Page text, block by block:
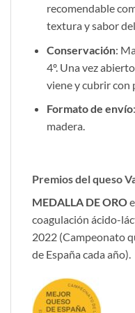
recomendable
textura y sabor
Conservación:
4º. Una vez
viene y cubrir con
Formato de envío
madera.
Premios del queso
MEDALLA DE ORO
coagulación ácido-
2022 (Campeonato
de España cada año).